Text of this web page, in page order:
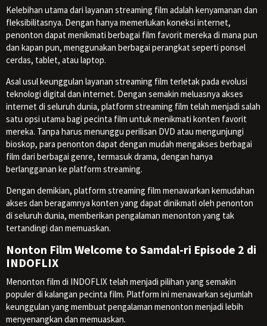
Kelebihan utama dari layanan streaming film adalah kenyamanan dan
fleksibilitasnya. Dengan hanya memerlukan koneksi internet,
penonton dapat menikmati berbagai film favorit mereka di mana pun
dan kapan pun, menggunakan berbagai perangkat seperti ponsel
cerdas, tablet, atau laptop.
Asal usul keunggulan layanan streaming film terletak pada evolusi
teknologi digital dan internet. Dengan semakin meluasnya akses
internet di seluruh dunia, platform streaming film telah menjadi salah
satu opsi utama bagi pecinta film untuk menikmati konten favorit
mereka. Tanpa harus menunggu perilisan DVD atau mengunjungi
bioskop, para penonton dapat dengan mudah mengakses berbagai
film dari berbagai genre, termasuk drama, dengan hanya
berlangganan ke platform streaming.
Dengan demikian, platform streaming film menawarkan kemudahan
akses dan beragamnya konten yang dapat dinikmati oleh penonton
di seluruh dunia, memberikan pengalaman menonton yang tak
tertandingi dan memuaskan.
Nonton Film Welcome to Samdal-ri Episode 2 di
INDOFLIX
Menonton film di INDOFLIX telah menjadi pilihan yang semakin
populer di kalangan pecinta film. Platform ini menawarkan sejumlah
keunggulan yang membuat pengalaman menonton menjadi lebih
menyenangkan dan memuaskan.